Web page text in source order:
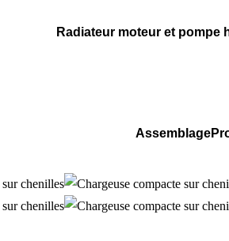
Radiateur moteur et pompe